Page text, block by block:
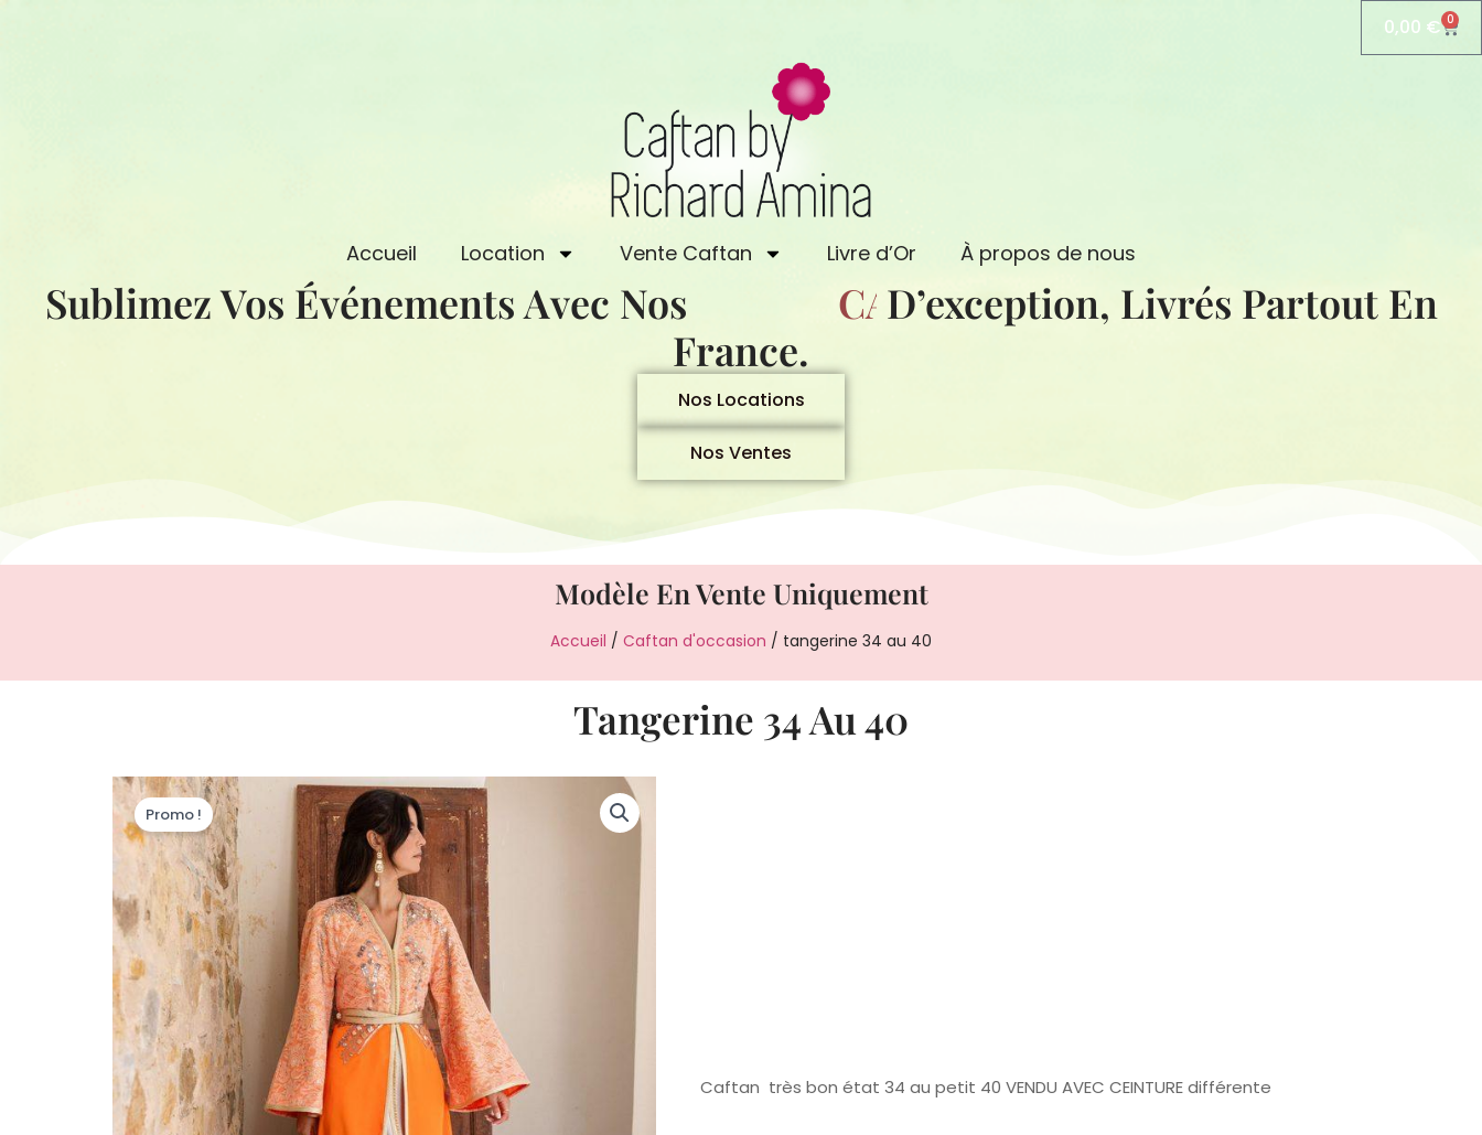
0,00 € 0
Accueil Location Vente Caftan Livre d’Or À propos de nous
Sublimez Vos Événements Avec Nos CAFTANS
D’exception, Livrés Partout En
France.
Nos Locations
Nos Ventes
Modèle En Vente Uniquement
Accueil / Caftan d'occasion / tangerine 34 au 40
Tangerine 34 Au 40
Promo !
Caftan très bon état 34 au petit 40 VENDU AVEC CEINTURE différente